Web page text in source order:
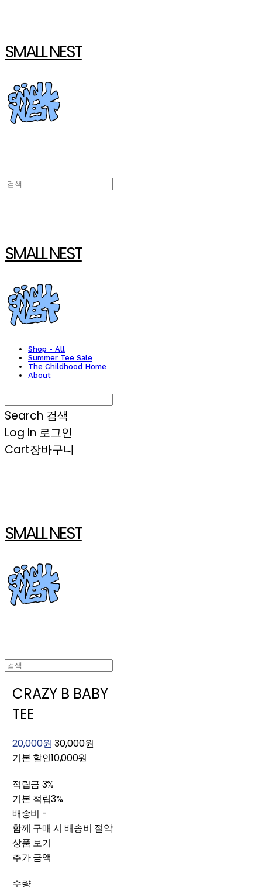
SMALL NEST
SMALL NEST
Shop - All
Summer Tee Sale
The Childhood Home
About
Search 검색
Log In 로그인
Cart장바구니
SMALL NEST
CRAZY B BABY
TEE
20,000원 30,000원
기본 할인10,000원
적립금 3%
기본 적립3%
배송비 -
함께 구매 시 배송비 절약
상품 보기
추가 금액
수량